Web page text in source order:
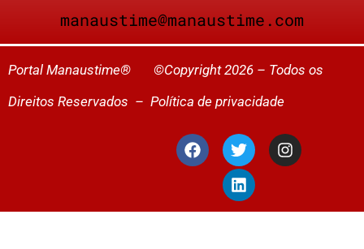
manaustime@manaustime.com
Portal Manaustime® ©Copyright 2026 – Todos os
Direitos Reservados – Política de privacidade